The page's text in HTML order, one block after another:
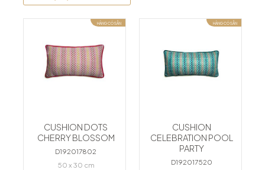
HÀNG CÓ SẴN
CUSHION DOTS
CHERRY BLOSSOM
D192017802
50 x 30 cm
HÀNG CÓ SẴN
CUSHION
CELEBRATION POOL
PARTY
D192017520